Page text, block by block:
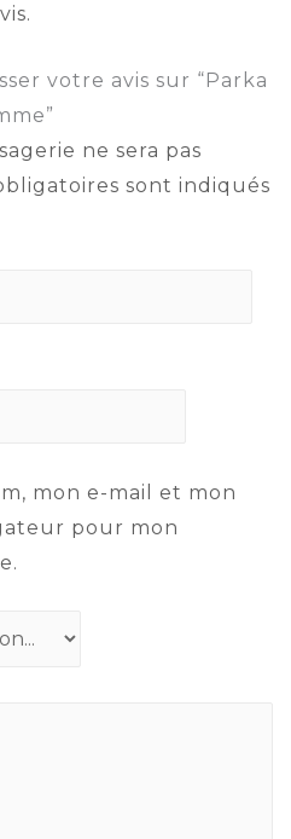
votre avis sur “Parka
ne sera pas
sont indiqués
mon e-mail et mon
pour mon